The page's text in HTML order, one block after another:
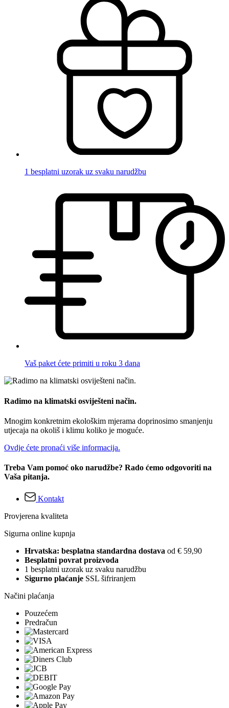
1 besplatni uzorak uz svaku narudžbu
Vaš paket ćete primiti u roku 3 dana
Radimo na klimatski osviješteni način.
Mnogim konkretnim ekološkim mjerama doprinosimo smanjenju
utjecaja na okoliš i klimu koliko je moguće.
Ovdje ćete pronaći više informacija.
Treba Vam pomoć oko narudžbe? Rado ćemo odgovoriti na
Vaša pitanja.
Kontakt
Provjerena kvaliteta
Sigurna online kupnja
Hrvatska: besplatna standardna dostava od € 59,90
Besplatni povrat proizvoda
1 besplatni uzorak uz svaku narudžbu
Sigurno plaćanje SSL šifriranjem
Načini plaćanja
Pouzećem
Predračun